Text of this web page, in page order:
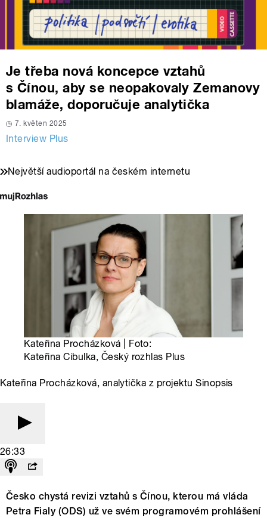
Je třeba nová koncepce vztahů
s Čínou, aby se neopakovaly Zemanovy
blamáže, doporučuje analytička
7. květen 2025
Interview Plus
Největší audioportál na českém internetu
Kateřina Procházková | Foto:
Kateřina Cibulka, Český rozhlas Plus
Kateřina Procházková, analytička z projektu Sinopsis
26:33
Česko chystá revizi vztahů s Čínou, kterou má vláda
Petra Fialy (ODS) už ve svém programovém prohlášení